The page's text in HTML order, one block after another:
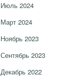
Июль 2024
Март 2024
Ноябрь 2023
Сентябрь 2023
Декабрь 2022